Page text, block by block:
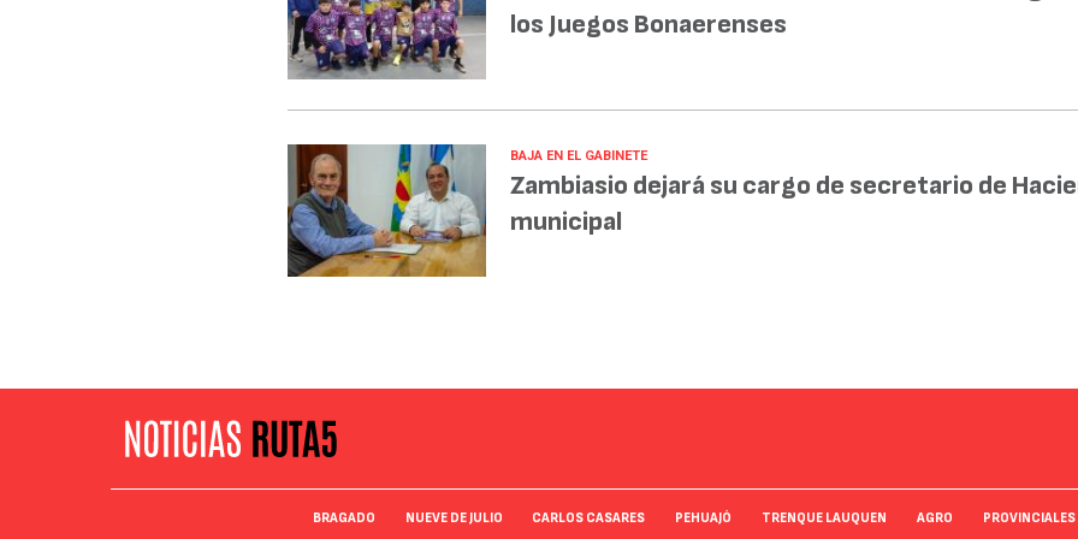
los Juegos Bonaerenses
BAJA EN EL GABINETE
Zambiasio dejará su cargo de secretario de
municipal
BRAGADO NUEVE DE JULIO CARLOS CASARES PEHUAJÓ TRENQUE LAUQUEN AGRO PROVINCIALES